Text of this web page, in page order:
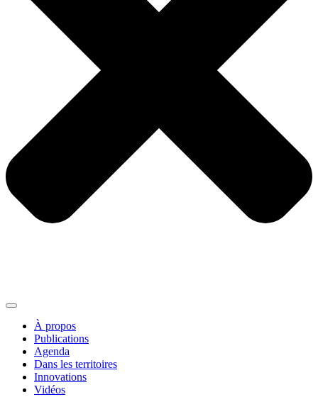
À propos
Publications
Agenda
Dans les territoires
Innovations
Vidéos